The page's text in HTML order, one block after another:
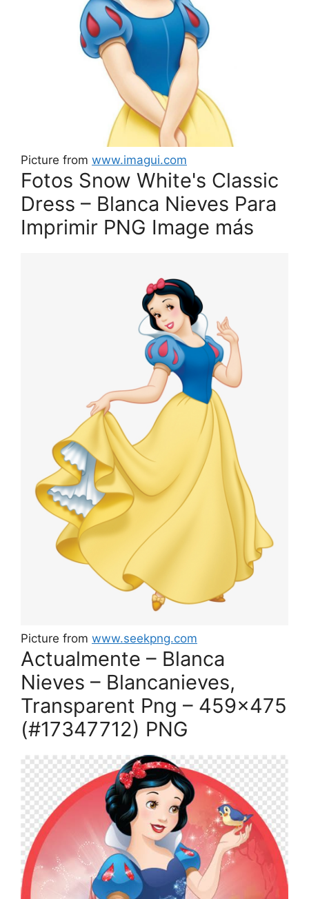
Picture from www.imagui.com
Fotos Snow White's Classic
Dress – Blanca Nieves Para
Imprimir PNG Image más
Picture from www.seekpng.com
Actualmente – Blanca
Nieves – Blancanieves,
Transparent Png – 459×475
(#17347712) PNG